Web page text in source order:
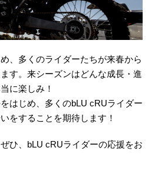
、多くのライダーたちが来春から
す。来シーズンはどんな成長・進
に楽しみ！
はじめ、多くのbLU cRUライダー
をすることを期待します！
ひ、bLU cRUライダーの応援をお